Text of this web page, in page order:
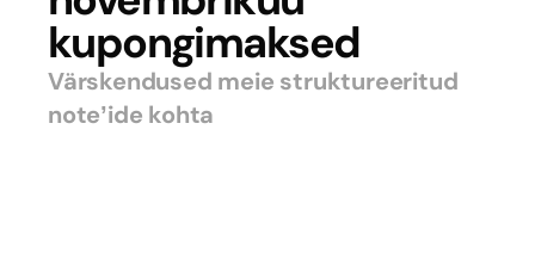
kupongimaksed
Värskendused meie struktureeritud
note’ide kohta